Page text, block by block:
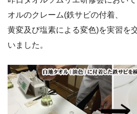
オルのクレーム(鉄サビの付着、
黄変及び塩素による変色)を実習を
いました。